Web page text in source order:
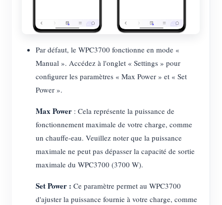
Par défaut, le WPC3700 fonctionne en mode «
Manual ». Accédez à l'onglet « Settings » pour
configurer les paramètres « Max Power » et « Set
Power ».
Max Power : Cela représente la puissance de
fonctionnement maximale de votre charge, comme
un chauffe-eau. Veuillez noter que la puissance
maximale ne peut pas dépasser la capacité de sortie
maximale du WPC3700 (3700 W).
Set Power : Ce paramètre permet au WPC3700
d'ajuster la puissance fournie à votre charge, comme